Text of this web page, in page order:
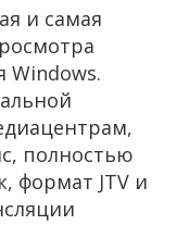
и самая
Windows.
полностью
формат JTV и